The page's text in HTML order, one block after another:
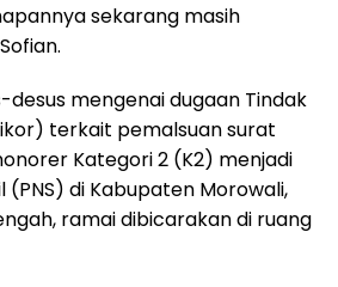
sekarang masih
desus mengenai dugaan Tindak
terkait pemalsuan surat
Kategori 2 (K2) menjadi
(PNS) di Kabupaten Morowali,
ramai dibicarakan di ruang